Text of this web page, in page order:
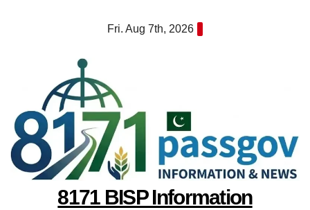
Fri. Aug 7th, 2026
8171 BISP Information